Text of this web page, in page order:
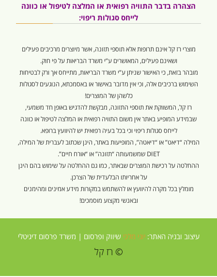
הצהרה בדבר התוויה רפואית או המלצה לטיפול או כוונה
לייחס סגולות ריפוי:
מוצרי רז קל אינם תרופות אלא תוספי תזונה, אשר מיוצרים מרכיבים פעילים
ושאינם פעילים, המאושרים ע”י משרד הבריאות על פי חוק.
מובהר בזאת, כי האישור שניתן ע”י משרד הבריאות, מתייחס אך ורק לבטיחות
השימוש ברכיבים אלה, וכי אין מדובר באישור או באסמכתא, הנוגעים לסגולות
כלשהן של המוצרים!
רז קל, המשווקת את תוספי התזונה, מבקשת להדגיש באופן חד משמעי,
שבמידע המופיע באתר אין משום התוויה רפואית או המלצה לטיפול או כוונה
לייחס סגולות ריפוי וכי בכל בעיה רפואית יש להיוועץ ברופא.
המילה “דיאט” או “דיאטה”, המופיעות באתר, הינן שכתוב לעברית של המילה,
DIET שמשמעותה “תזונה” או “אורח חיים”.
ההחלטה על רכישת המוצרים שבאתר, כמו גם ההחלטה על שימוש בהם הינן
על אחריותו הבלעדית של הצרכן.
מומלץ בכל מקרה להיוועץ או להשתמש במקורות מידע אמינים ומהימנים
ובאנשי מקצוע מוסמכים!
עיצוב ובניה האתר:יוני מלכי שיווק ופרסום | משרד פרסום דיגיטלי
© רז קל